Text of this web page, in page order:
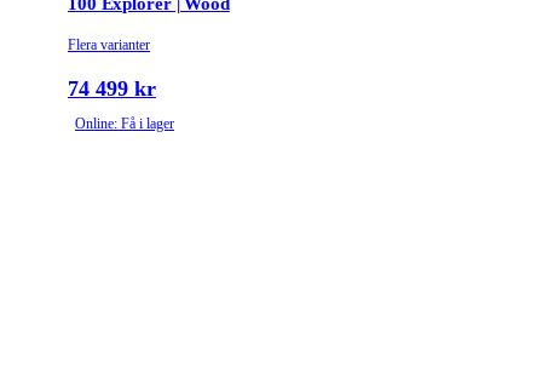
Flera varianter
74 499 kr
Online: Få i lager